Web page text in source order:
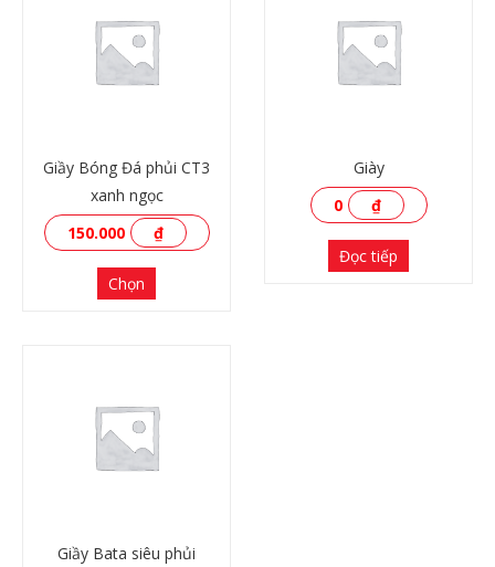
XEM THÊM
Giầy Bóng Đá phủi CT3
xanh ngọc
150.000
₫
Chọn
Giày
0
₫
Đọc tiếp
Giầy Bata siêu phủi